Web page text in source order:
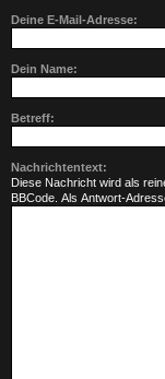
Deine E-Mail-Adresse:
Dein Name:
Betreff:
Nachrichtentext:
Diese Nachricht wird als
BBCode. Als Antwort-